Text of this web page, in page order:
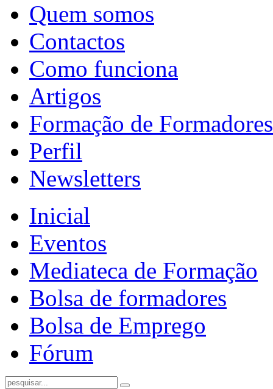
Quem somos
Contactos
Como funciona
Artigos
Formação de Formadores
Perfil
Newsletters
Inicial
Eventos
Mediateca de Formação
Bolsa de formadores
Bolsa de Emprego
Fórum